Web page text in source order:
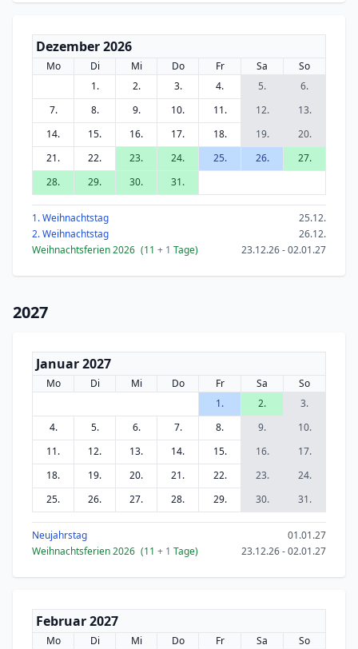
Dezember 2026
Mo Di Mi Do Fr Sa
So
1.
2. 3. 4. 5.
6.
7.
8. 9. 10. 11. 12.
13.
14.
15. 16. 17. 18. 19.
20.
21.
22. 23. 24. 25. 26.
27.
28.
29. 30. 31.
1. Weihnachtstag
25.12.
2. Weihnachtstag
26.12.
Weihnachtsferien 2026 (11 + 1 Tage) 23.12.26 - 02.01.27
2027
Januar 2027
Mo Di Mi Do Fr Sa
So
1.
2.
3.
4.
5. 6. 7. 8. 9.
10.
11.
12. 13. 14. 15. 16.
17.
18.
19. 20. 21. 22. 23.
24.
25.
26. 27. 28. 29. 30. 31.
Neujahrstag
01.01.27
Weihnachtsferien 2026 (11 + 1 Tage) 23.12.26 - 02.01.27
Februar 2027
Mo Di Mi Do Fr Sa
So